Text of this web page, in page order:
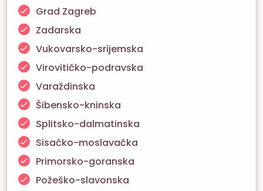
Grad Zagreb
Zadarska
Vukovarsko-srijemska
Virovitičko-podravska
Varaždinska
Šibensko-kninska
Splitsko-dalmatinska
Sisačko-moslavačka
Primorsko-goranska
Požeško-slavonska